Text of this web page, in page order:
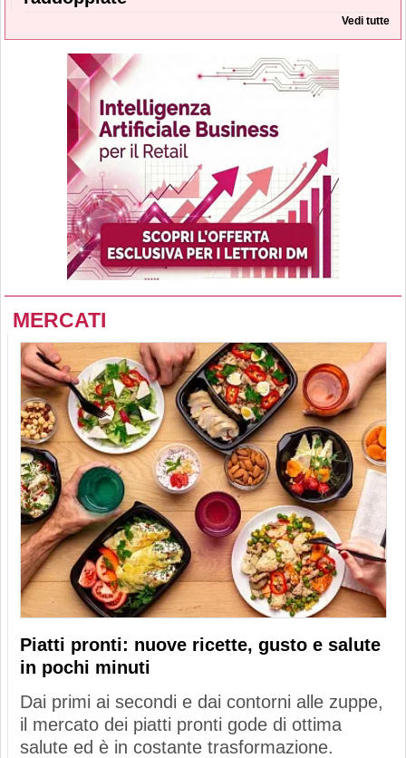
Vedi tutte
MERCATI
Piatti pronti: nuove ricette, gusto e salute
in pochi minuti
Dai primi ai secondi e dai contorni alle zuppe,
il mercato dei piatti pronti gode di ottima
salute ed è in costante trasformazione.